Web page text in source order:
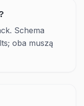
Schema
oba muszą